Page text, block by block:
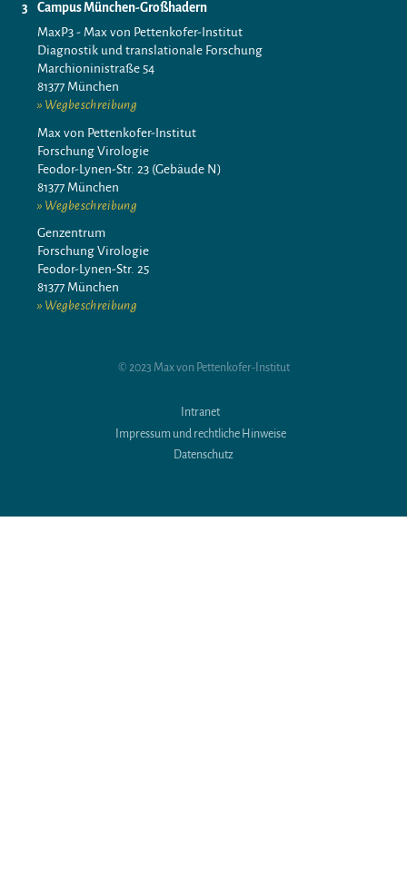
Campus München-Großhadern
MaxP3 - Max von Pettenkofer-Institut
Diagnostik und translationale Forschung
Marchioninistraße 54
81377 München
Wegbeschreibung
Max von Pettenkofer-Institut
Forschung Virologie
Feodor-Lynen-Str. 23 (Gebäude N)
81377 München
Wegbeschreibung
Genzentrum
Forschung Virologie
Feodor-Lynen-Str. 25
81377 München
Wegbeschreibung
© 2023 Max von Pettenkofer-Institut
Intranet
Impressum und rechtliche Hinweise
Datenschutz